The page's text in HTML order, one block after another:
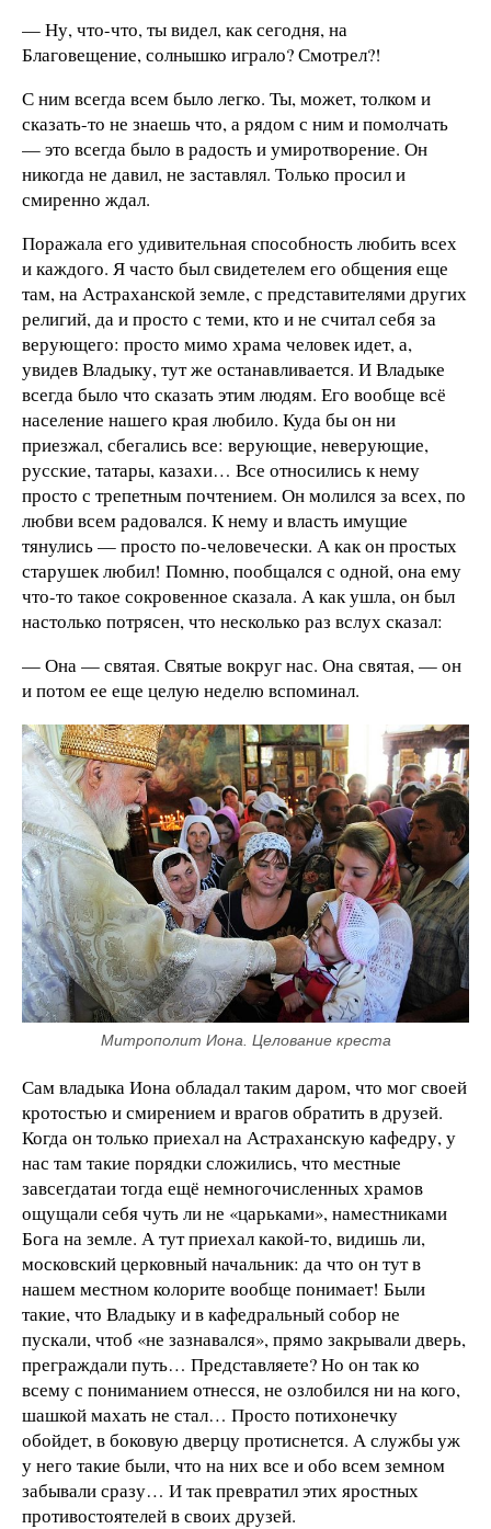
— Ну, что-что, ты видел, как сегодня, на
Благовещение, солнышко играло? Смотрел?!
С ним всегда всем было легко. Ты, может, толком и
сказать-то не знаешь что, а рядом с ним и помолчать
— это всегда было в радость и умиротворение. Он
никогда не давил, не заставлял. Только просил и
смиренно ждал.
Поражала его удивительная способность любить всех
и каждого. Я часто был свидетелем его общения еще
там, на Астраханской земле, с представителями других
религий, да и просто с теми, кто и не считал себя за
верующего: просто мимо храма человек идет, а,
увидев Владыку, тут же останавливается. И Владыке
всегда было что сказать этим людям. Его вообще всё
население нашего края любило. Куда бы он ни
приезжал, сбегались все: верующие, неверующие,
русские, татары, казахи… Все относились к нему
просто с трепетным почтением. Он молился за всех, по
любви всем радовался. К нему и власть имущие
тянулись — просто по-человечески. А как он простых
старушек любил! Помню, пообщался с одной, она ему
что-то такое сокровенное сказала. А как ушла, он был
настолько потрясен, что несколько раз вслух сказал:
— Она — святая. Святые вокруг нас. Она святая, — он
и потом ее еще целую неделю вспоминал.
Митрополит Иона. Целование креста
Сам владыка Иона обладал таким даром, что мог своей
кротостью и смирением и врагов обратить в друзей.
Когда он только приехал на Астраханскую кафедру, у
нас там такие порядки сложились, что местные
завсегдатаи тогда ещё немногочисленных храмов
ощущали себя чуть ли не «царьками», наместниками
Бога на земле. А тут приехал какой-то, видишь ли,
московский церковный начальник: да что он тут в
нашем местном колорите вообще понимает! Были
такие, что Владыку и в кафедральный собор не
пускали, чтоб «не зазнавался», прямо закрывали дверь,
преграждали путь… Представляете? Но он так ко
всему с пониманием отнесся, не озлобился ни на кого,
шашкой махать не стал… Просто потихонечку
обойдет, в боковую дверцу протиснется. А службы уж
у него такие были, что на них все и обо всем земном
забывали сразу… И так превратил этих яростных
противостоятелей в своих друзей.